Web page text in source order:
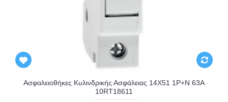
Ασφαλειοθήκες Κυλινδρικής Ασφάλειας 14X51 1P+N 63A
10RT18611